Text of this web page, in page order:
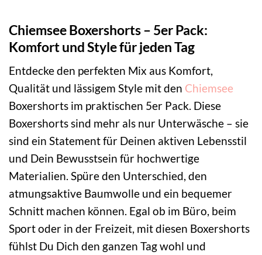
Chiemsee Boxershorts – 5er Pack:
Komfort und Style für jeden Tag
Entdecke den perfekten Mix aus Komfort,
Qualität und lässigem Style mit den Chiemsee
Boxershorts im praktischen 5er Pack. Diese
Boxershorts sind mehr als nur Unterwäsche – sie
sind ein Statement für Deinen aktiven Lebensstil
und Dein Bewusstsein für hochwertige
Materialien. Spüre den Unterschied, den
atmungsaktive Baumwolle und ein bequemer
Schnitt machen können. Egal ob im Büro, beim
Sport oder in der Freizeit, mit diesen Boxershorts
fühlst Du Dich den ganzen Tag wohl und